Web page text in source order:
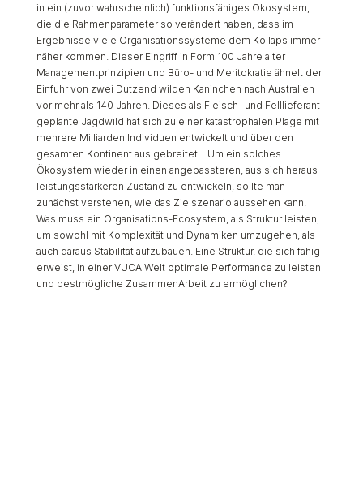
in ein (zuvor wahrscheinlich) funktionsfähiges Ökosystem,
die die Rahmenparameter so verändert haben, dass im
Ergebnisse viele Organisationssysteme dem Kollaps immer
näher kommen. Dieser Eingriff in Form 100 Jahre alter
Managementprinzipien und Büro- und Meritokratie ähnelt der
Einfuhr von zwei Dutzend wilden Kaninchen nach Australien
vor mehr als 140 Jahren. Dieses als Fleisch- und Felllieferant
geplante Jagdwild hat sich zu einer katastrophalen Plage mit
mehrere Milliarden Individuen entwickelt und über den
gesamten Kontinent aus gebreitet. Um ein solches
Ökosystem wieder in einen angepassteren, aus sich heraus
leistungsstärkeren Zustand zu entwickeln, sollte man
zunächst verstehen, wie das Zielszenario aussehen kann.
Was muss ein Organisations-Ecosystem, als Struktur leisten,
um sowohl mit Komplexität und Dynamiken umzugehen, als
auch daraus Stabilität aufzubauen. Eine Struktur, die sich fähig
erweist, in einer VUCA Welt optimale Performance zu leisten
und bestmögliche ZusammenArbeit zu ermöglichen?